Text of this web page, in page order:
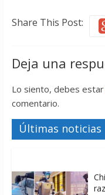
Share This Post:
Deja una
Lo siento, debes estar
comentario.
Últimas noticias